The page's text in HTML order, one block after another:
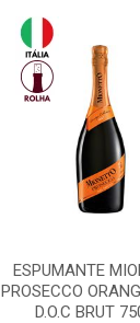
ESPUMANTE
PROSECCO
D.O.C BRUT